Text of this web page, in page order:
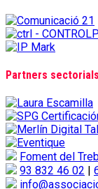
Partners sectorials
Foment del
93 832 46 02 |